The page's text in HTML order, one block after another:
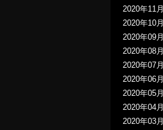
2020年11月
2020年10月
2020年09月
2020年08月
2020年07月
2020年06月
2020年05月
2020年04月
2020年03月